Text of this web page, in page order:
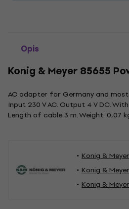
Opis
Konig & Meyer 85655
AC adapter for Germany and
Input 230 V AC. Output 4 V DC.
Length of cable 3 m. Weight: 0,07
Konig &
Konig &
Konig &